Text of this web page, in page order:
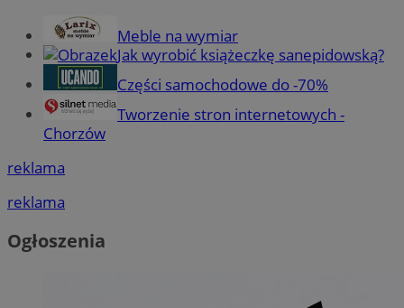
Meble na wymiar
Jak wyrobić książeczkę sanepidowską?
Części samochodowe do -70%
Tworzenie stron internetowych -
Chorzów
reklama
reklama
Ogłoszenia